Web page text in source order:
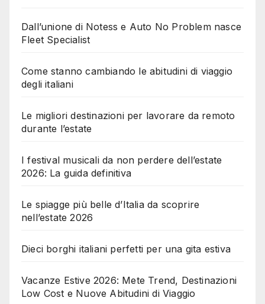
Dall’unione di Notess e Auto No Problem nasce
Fleet Specialist
Come stanno cambiando le abitudini di viaggio
degli italiani
Le migliori destinazioni per lavorare da remoto
durante l’estate
I festival musicali da non perdere dell’estate
2026: La guida definitiva
Le spiagge più belle d’Italia da scoprire
nell’estate 2026
Dieci borghi italiani perfetti per una gita estiva
Vacanze Estive 2026: Mete Trend, Destinazioni
Low Cost e Nuove Abitudini di Viaggio